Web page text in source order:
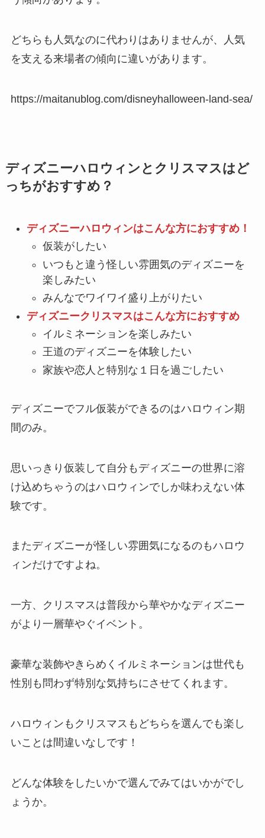
どちらも人気なのに代わりはありませんが、人気
を支える来場者の傾向に違いがあります。
https://maitanublog.com/disneyhalloween-land-sea/
ディズニーハロウィンとクリスマスはど
っちがおすすめ？
ディズニーハロウィンはこんな方におすすめ！
仮装がしたい
いつもと違う怪しい雰囲気のディズニーを
楽しみたい
みんなでワイワイ盛り上がりたい
ディズニークリスマスはこんな方におすすめ
イルミネーションを楽しみたい
王道のディズニーを体験したい
家族や恋人と特別な１日を過ごしたい
ディズニーでフル仮装ができるのはハロウィン期
間のみ。
思いっきり仮装して自分もディズニーの世界に溶
け込めちゃうのはハロウィンでしか味わえない体
験です。
またディズニーが怪しい雰囲気になるのもハロウ
ィンだけですよね。
一方、クリスマスは普段から華やかなディズニー
がより一層華やぐイベント。
豪華な装飾やきらめくイルミネーションは世代も
性別も問わず特別な気持ちにさせてくれます。
ハロウィンもクリスマスもどちらを選んでも楽し
いことは間違いなしです！
どんな体験をしたいかで選んでみてはいかがでし
ょうか。